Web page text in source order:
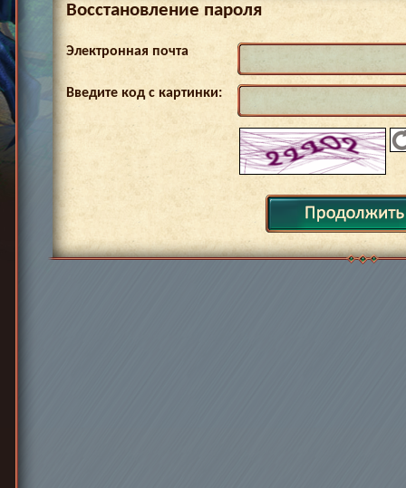
Восстановление пароля
Электронная почта
Введите код с картинки: